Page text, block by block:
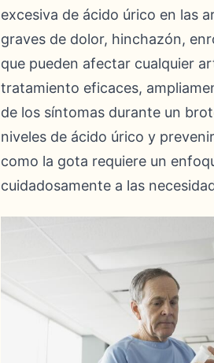
excesiva de ácido úrico en las
graves de dolor, hinchazón,
que pueden afectar cualquier
tratamiento eficaces,
de los síntomas durante un
niveles de ácido úrico y
como la gota requiere un
cuidadosamente a las